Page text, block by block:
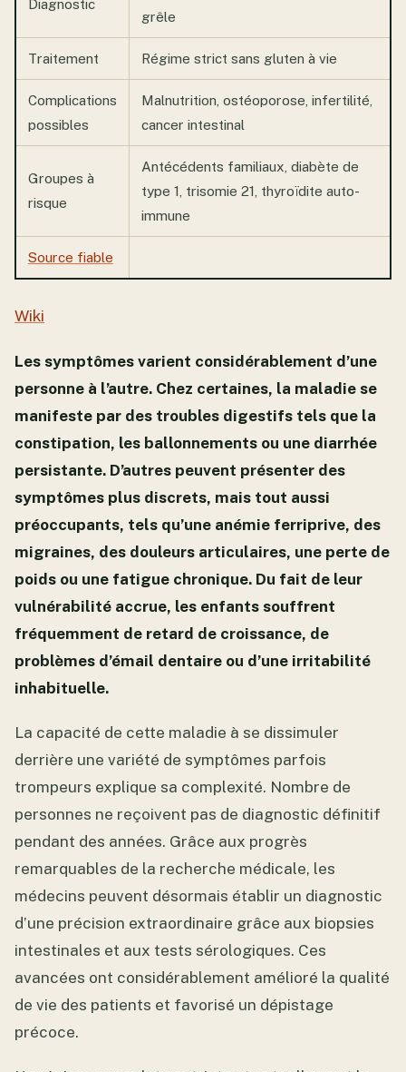
Diagnostic
grêle
Traitement Régime strict sans gluten à vie
Complications
possibles
Malnutrition, ostéoporose, infertilité,
cancer intestinal
Groupes à
risque
Antécédents familiaux, diabète de
type 1, trisomie 21, thyroïdite auto-
immune
Source fiable
Wiki
Les symptômes varient considérablement d’une
personne à l’autre. Chez certaines, la maladie se
manifeste par des troubles digestifs tels que la
constipation, les ballonnements ou une diarrhée
persistante. D’autres peuvent présenter des
symptômes plus discrets, mais tout aussi
préoccupants, tels qu’une anémie ferriprive, des
migraines, des douleurs articulaires, une perte de
poids ou une fatigue chronique. Du fait de leur
vulnérabilité accrue, les enfants souffrent
fréquemment de retard de croissance, de
problèmes d’émail dentaire ou d’une irritabilité
inhabituelle.
La capacité de cette maladie à se dissimuler
derrière une variété de symptômes parfois
trompeurs explique sa complexité. Nombre de
personnes ne reçoivent pas de diagnostic définitif
pendant des années. Grâce aux progrès
remarquables de la recherche médicale, les
médecins peuvent désormais établir un diagnostic
d’une précision extraordinaire grâce aux biopsies
intestinales et aux tests sérologiques. Ces
avancées ont considérablement amélioré la qualité
de vie des patients et favorisé un dépistage
précoce.